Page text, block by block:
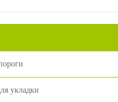
укладки